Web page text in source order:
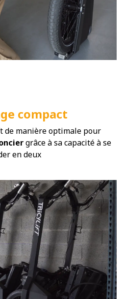
compact
de manière optimale pour
grâce à sa capacité à se
en deux